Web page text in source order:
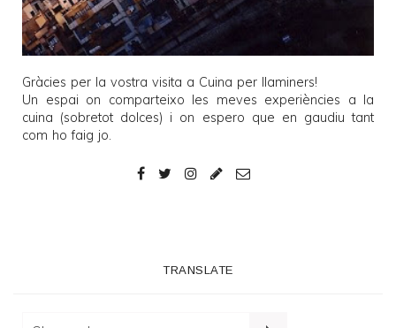
Gràcies per la vostra visita a Cuina per llaminers!
Un espai on comparteixo les meves experiències a la
cuina (sobretot dolces) i on espero que en gaudiu tant
com ho faig jo.
TRANSLATE